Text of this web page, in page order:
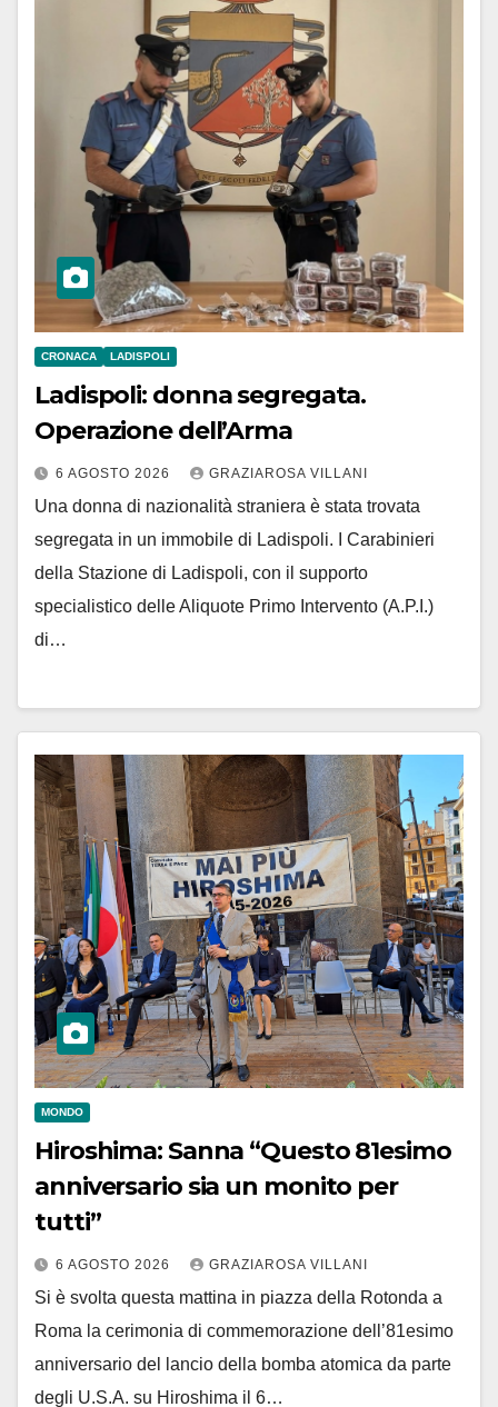
CRONACA LADISPOLI
Ladispoli: donna segregata.
Operazione dell’Arma
6 AGOSTO 2026 GRAZIAROSA VILLANI
Una donna di nazionalità straniera è stata trovata
segregata in un immobile di Ladispoli. I Carabinieri
della Stazione di Ladispoli, con il supporto
specialistico delle Aliquote Primo Intervento (A.P.I.)
di…
MONDO
Hiroshima: Sanna “Questo 81esimo
anniversario sia un monito per
tutti”
6 AGOSTO 2026 GRAZIAROSA VILLANI
Si è svolta questa mattina in piazza della Rotonda a
Roma la cerimonia di commemorazione dell’81esimo
anniversario del lancio della bomba atomica da parte
degli U.S.A. su Hiroshima il 6…